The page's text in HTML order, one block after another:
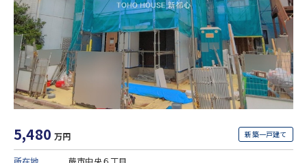
5,480 万円 新築一戸建て